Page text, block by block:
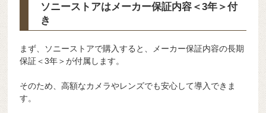
ソニーストアはメーカー保証内容 ＜3年＞付
き
まず、ソニーストアで購入すると、メーカー保証内容の長期
保証＜3年＞が付属します。
そのため、高額なカメラやレンズでも安心して導入できま
す。